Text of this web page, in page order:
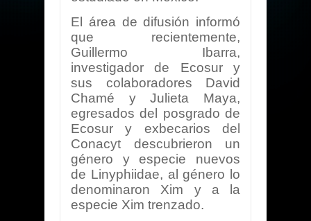
El área de difusión informó
que recientemente,
Guillermo Ibarra,
investigador de Ecosur y
sus colaboradores David
Chamé y Julieta Maya,
egresados del posgrado de
Ecosur y exbecarios del
Conacyt descubrieron un
género y especie nuevos
de Linyphiidae, al género lo
denominaron Xim y a la
especie Xim trenzado.